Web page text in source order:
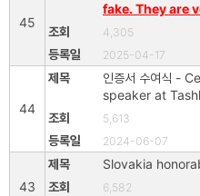
45
fake. They are
4,305
2025-04-17
44
인증서 수여식 -
speaker at
5,613
2024-06-07
43
Slovakia
6,582